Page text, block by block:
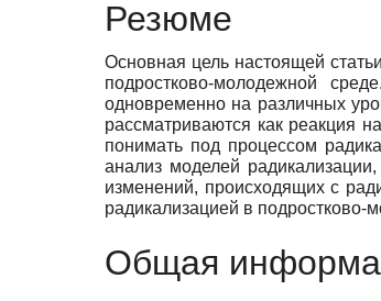
Резюме
Основная цель настоящей
подростково-молодежной
одновременно на различных
рассматриваются как реакция
понимать под процессом
анализ моделей
изменений, происходящих с
радикализацией в подростково-
Общая